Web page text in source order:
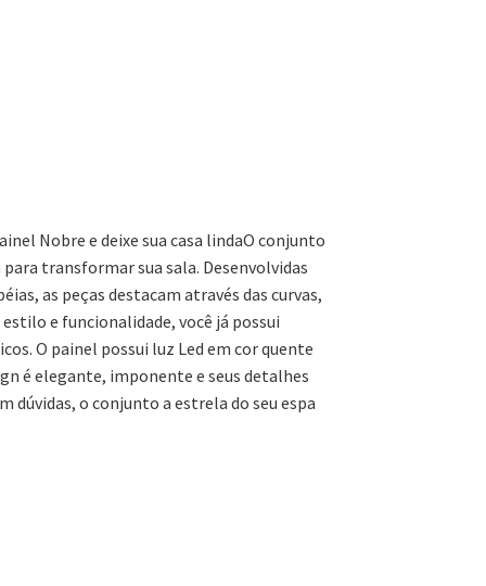
Nobre e deixe sua casa lindaO conjunto
transformar sua sala. Desenvolvidas
as peças destacam através das curvas,
e funcionalidade, você já possui
O painel possui luz Led em cor quente
é elegante, imponente e seus detalhes
dúvidas, o conjunto a estrela do seu espa